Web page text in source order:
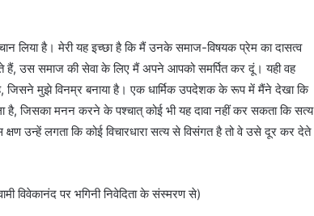
लिया है। मेरी यह इच्छा है कि मैं उनके समाज-विषयक प्रेम का दासत्व
हैं, उस समाज की सेवा के लिए मैं अपने आपको समर्पित कर दूं। यही वह
है, जिसने मुझे विनम्र बनाया है। एक धार्मिक उपदेशक के रूप में मैंने देखा कि
है, जिसका मनन करने के पश्चात् कोई भी यह दावा नहीं कर सकता कि सत्य
उन्हें लगता कि कोई विचारधारा सत्य से विसंगत है तो वे उसे दूर कर देते
विवेकानंद पर भगिनी निवेदिता के संस्मरण से)